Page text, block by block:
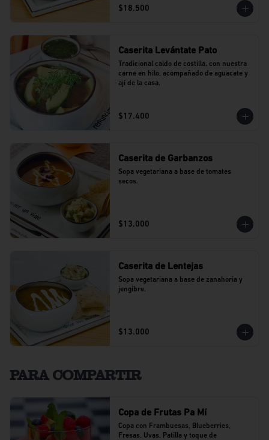
$18.500
Caserita Levántate Pato
Tradicional caldo de costilla, con nuestra
carne en hilo, acompañado de aguacate y
ají de la casa.
$17.400
Caserita de Garbanzos
Sopa vegetariana a base de tomates
secos.
$13.000
Caserita de Lentejas
Sopa vegetariana a base de zanahoria y
jengibre.
$13.000
PARA COMPARTIR
Copa de Frutas Pa Mí
Copa con Frambuesas, Blueberries,
Fresas, Uvas, Patilla y toque de